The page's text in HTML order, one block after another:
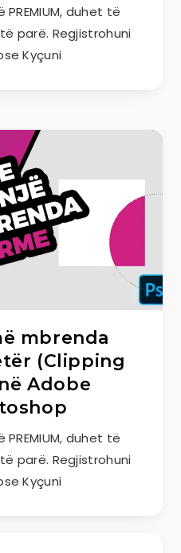
duhet të
parë. Regjistrohuni
Kyçuni
mbrenda
(Clipping
Adobe
duhet të
parë. Regjistrohuni
Kyçuni